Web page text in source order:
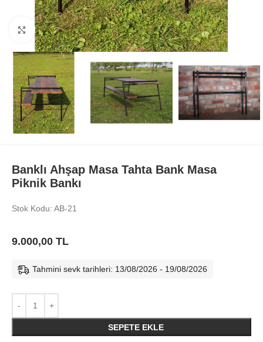
Büyüt
Banklı Ahşap Masa Tahta Bank Masa
Piknik Bankı
Stok Kodu: AB-21
9.000,00 TL
Tahmini sevk tarihleri: 13/08/2026 - 19/08/2026
SEPETE EKLE